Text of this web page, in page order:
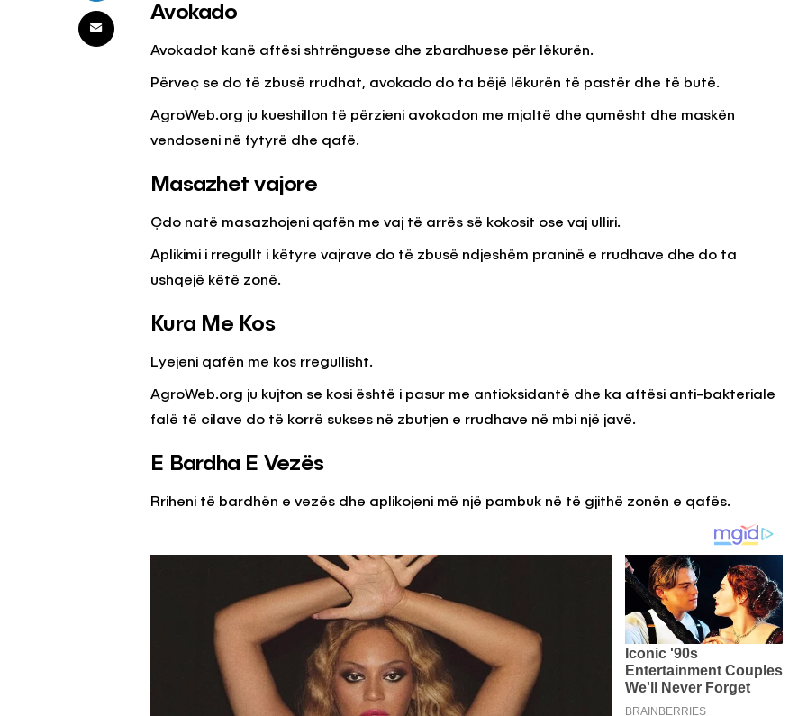
Avokado
Avokadot kanë aftësi shtrënguese dhe zbardhuese për lëkurën.
Përveç se do të zbusë rrudhat, avokado do ta bëjë lëkurën të pastër dhe të butë.
AgroWeb.org ju kueshillon të përzieni avokadon me mjaltë dhe qumësht dhe maskën
vendoseni në fytyrë dhe qafë.
Masazhet vajore
Çdo natë masazhojeni qafën me vaj të arrës së kokosit ose vaj ulliri.
Aplikimi i rregullt i këtyre vajrave do të zbusë ndjeshëm praninë e rrudhave dhe do ta
ushqejë këtë zonë.
Kura Me Kos
Lyejeni qafën me kos rregullisht.
AgroWeb.org ju kujton se kosi është i pasur me antioksidantë dhe ka aftësi anti-bakteriale
falë të cilave do të korrë sukses në zbutjen e rrudhave në mbi një javë.
E Bardha E Vezës
Rriheni të bardhën e vezës dhe aplikojeni më një pambuk në të gjithë zonën e qafës.